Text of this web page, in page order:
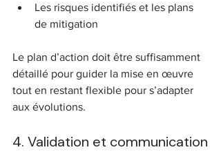
Les risques identifiés et les plans
de mitigation
Le plan d’action doit être suffisamment
détaillé pour guider la mise en œuvre
tout en restant flexible pour s’adapter
aux évolutions.
4. Validation et communication